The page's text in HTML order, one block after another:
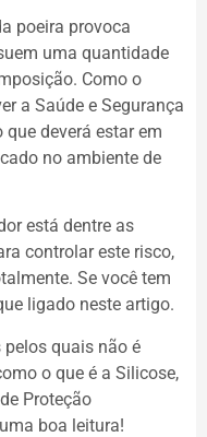
poeira provoca
uma quantidade
Como o
a Saúde e Segurança
deverá estar em
no ambiente de
está dentre as
controlar este risco,
Se você tem
ligado neste artigo.
quais não é
o que é a Silicose,
Proteção
boa leitura!